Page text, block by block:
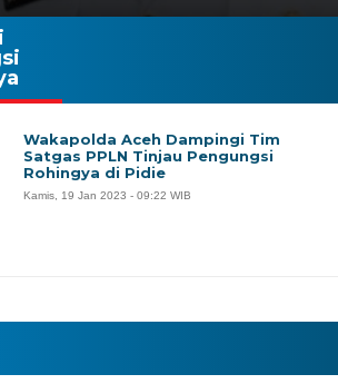
Wakapolda Aceh Dampingi Tim
Satgas PPLN Tinjau Pengungsi
Rohingya di Pidie
Kamis, 19 Jan 2023 - 09:22 WIB